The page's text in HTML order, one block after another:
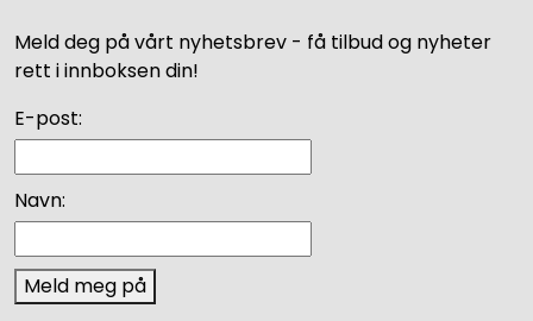
Meld deg på vårt nyhetsbrev - få tilbud og nyheter
rett i innboksen din!
E-post:
Navn:
Meld meg på